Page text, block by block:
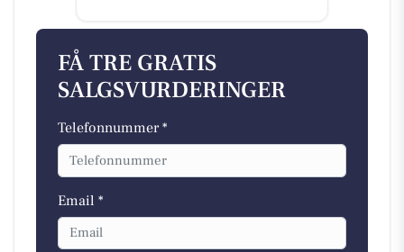
FÅ TRE GRATIS
SALGSVURDERINGER
Telefonnummer *
Email *